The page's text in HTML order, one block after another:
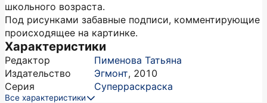
школьного возраста.
Под рисунками забавные подписи, комментирующие
происходящее на картинке.
Характеристики
Редактор
Пименова Татьяна
Издательство
Эгмонт, 2010
Серия
Суперраскраска
Все характеристики